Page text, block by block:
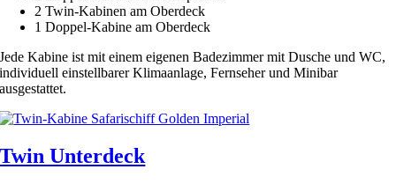
2 Twin-Kabinen am Oberdeck
1 Doppel-Kabine am Oberdeck
Jede Kabine ist mit einem eigenen Badezimmer mit Dusche und WC,
individuell einstellbarer Klimaanlage, Fernseher und Minibar
ausgestattet.
Twin Unterdeck